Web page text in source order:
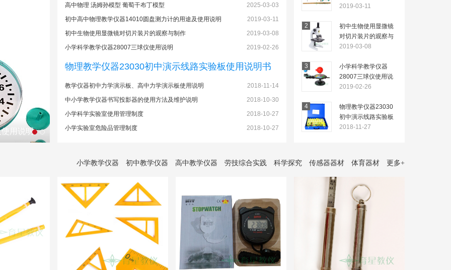
用说明
2025-03-03
高中物理 汤姆孙模型 葡萄干布丁模型
2019-03-11
初中高中物理教学仪器14010圆盘测力计的用途及使用说明
2019-03-08
初中生物使用显微镜对切片装片的观察与制作
2019-02-26
小学科学教学仪器28007三球仪使用说明
物理教学仪器23030初中演示线路实验板使用说明书
2018-11-14
​教学仪器初中力学演示板、高中力学演示板使用说明
2018-10-30
中小学教学仪器书写投影器的使用方法及维护说明
2018-10-27
小学科学实验室使用管理制度
2018-10-27
小学实验室危险品管理制度
的用途及使用说明
2019-03-11
2
初中生物使用显微镜
对切片装片的观察与
制作
2019-03-08
3
小学科学教学仪器
28007三球仪使用说
明
2019-02-26
4
物理教学仪器23030
初中演示线路实验板
使用说明书
2018-11-27
小学教学仪器 初中教学仪器 高中教学仪器 劳技综合实践 科学探究 传感器器材 体育器材 更多+